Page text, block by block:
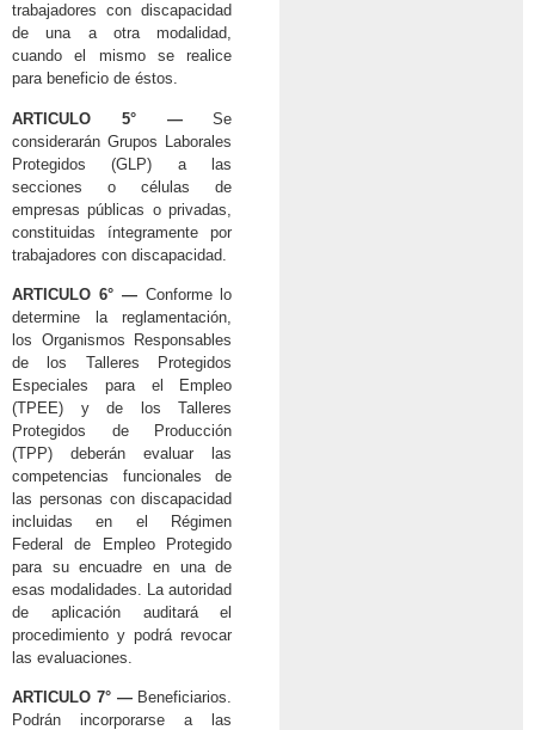
trabajadores con discapacidad
de una a otra modalidad,
cuando el mismo se realice
para beneficio de éstos.
ARTICULO 5° —Se
considerarán Grupos Laborales
Protegidos (GLP) a las
secciones o células de
empresas públicas o privadas,
constituidas íntegramente por
trabajadores con discapacidad.
ARTICULO 6° —Conforme lo
determine la reglamentación,
los Organismos Responsables
de los Talleres Protegidos
Especiales para el Empleo
(TPEE) y de los Talleres
Protegidos de Producción
(TPP) deberán evaluar las
competencias funcionales de
las personas con discapacidad
incluidas en el Régimen
Federal de Empleo Protegido
para su encuadre en una de
esas modalidades. La autoridad
de aplicación auditará el
procedimiento y podrá revocar
las evaluaciones.
ARTICULO 7° —Beneficiarios.
Podrán incorporarse a las